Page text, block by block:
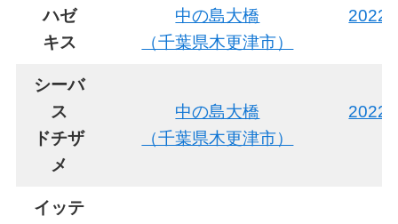
ハゼ
キス
中の島大橋
（千葉県木更津市）
2022
シーバ
ス
ドチザ
メ
中の島大橋
（千葉県木更津市）
2022
イッテ